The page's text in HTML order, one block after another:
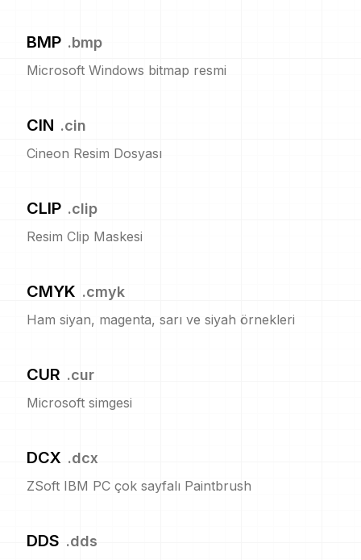
BMP .bmp
Microsoft Windows bitmap resmi
CIN .cin
Cineon Resim Dosyası
CLIP .clip
Resim Clip Maskesi
CMYK .cmyk
Ham siyan, magenta, sarı ve siyah örnekleri
CUR .cur
Microsoft simgesi
DCX .dcx
ZSoft IBM PC çok sayfalı Paintbrush
DDS .dds